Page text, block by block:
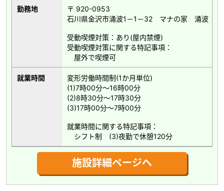
勤務地
〒 920-0953
石川県金沢市涌波1－1－32 マナの家 涌波
受動喫煙対策：あり(屋内禁煙)
受動喫煙対策に関する特記事項：
屋外で喫煙可
就業時間
変形労働時間制(1か月単位)
(1)7時00分～16時00分
(2)8時30分～17時30分
(3)17時00分～7時00分
就業時間に関する特記事項：
シフト制 (3)夜勤で休憩120分
施設詳細ページへ